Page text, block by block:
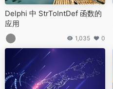
Delphi 中 StrToIntDef 函数的
应用
1,035 0